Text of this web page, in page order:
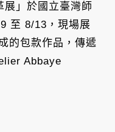
」於國立臺灣師
至 8/13，現場展
的包款作品，傳遞
Abbaye